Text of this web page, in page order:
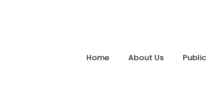
Home About Us Public